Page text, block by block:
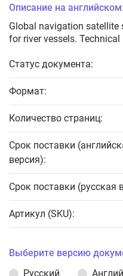
Описание на английском:
Global navigation
for river vessels.
Статус документа:
Формат:
Количество страниц:
Срок поставки
версия):
Срок поставки (русская
Артикул (SKU):
Выберите версию
Русский